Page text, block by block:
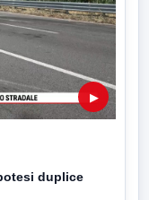
▶
duplice